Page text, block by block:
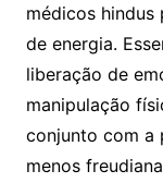
médicos hindus
de energia.
liberação de
manipulação
conjunto com a
menos